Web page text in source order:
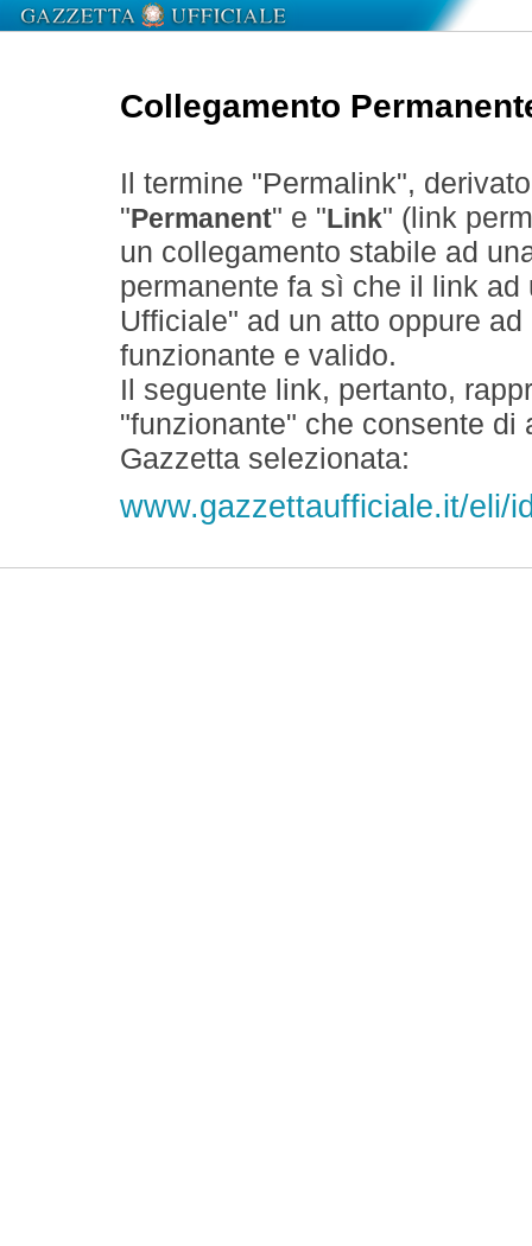
Collegamento
Il termine "Permalink",
" Permanent" e " Link" (link
un collegamento stabile ad
permanente fa sì che il link
Ufficiale" ad un atto oppure
funzionante e valido.
Il seguente link, pertanto,
"funzionante" che consente
Gazzetta selezionata:
www.gazzettaufficiale.it/eli/